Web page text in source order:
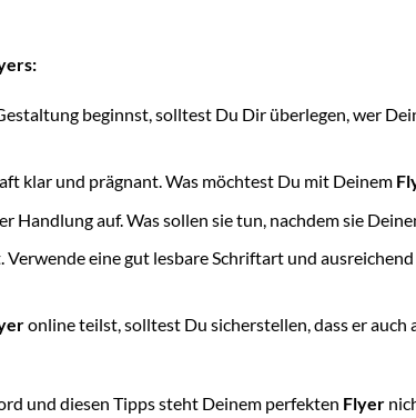
beginnst, solltest Du Dir überlegen, wer
klar und prägnant. Was möchtest Du mit Deinem
Handlung auf. Was sollen sie tun, nachdem sie
eine gut lesbare Schriftart und
online teilst, solltest Du sicherstellen, dass er auch
und diesen Tipps steht Deinem perfekten Flyer